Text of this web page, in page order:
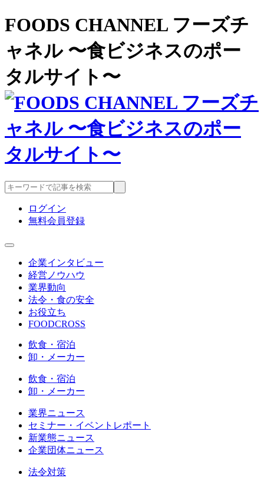
FOODS CHANNEL フーズチ
ャネル 〜食ビジネスのポー
タルサイト〜
ログイン
無料会員登録
企業インタビュー
経営ノウハウ
業界動向
法令・食の安全
お役立ち
FOODCROSS
飲食・宿泊
卸・メーカー
飲食・宿泊
卸・メーカー
業界ニュース
セミナー・イベントレポート
新業態ニュース
企業団体ニュース
法令対策